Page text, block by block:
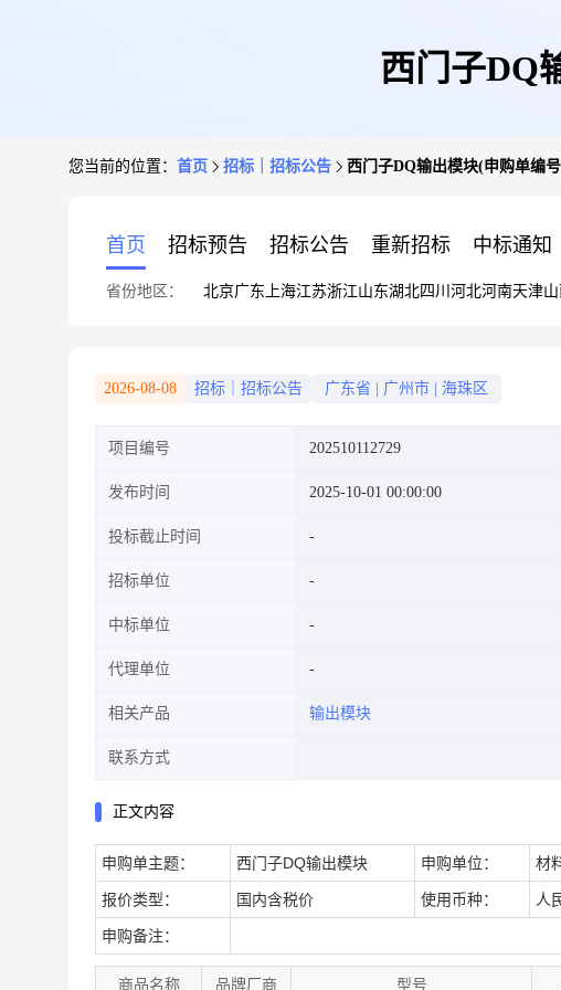
西门子DQ
您当前的位置： 首页 招标｜招标公告 西门子DQ输出模块(申购单编号
首页 招标预告 招标公告 重新招标 中标通知
省份地区： 北京广东 上海江苏浙江山东湖北四川 河北河南天津
2026-08-08 招标｜招标公告 广东省 广州市 海珠区
项目编号 202510112729
发布时间 2025-10-01 00:00:00
投标截止时间
招标单位
中标单位
代理单位
相关产品 输出模块
联系方式
正文内容
申购单主题： 西门子DQ输出模块 申购单位： 材
报价类型： 国内含税价 使用币种： 人
申购备注：
商品名称 品牌厂商 型号